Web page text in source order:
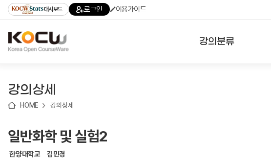
기
기
기
content)
가
대시보드 로그인 이용가이드
강의분류
강의상세
HOME 강의상세
일반화학 및 실험2
한양대학교 김민경